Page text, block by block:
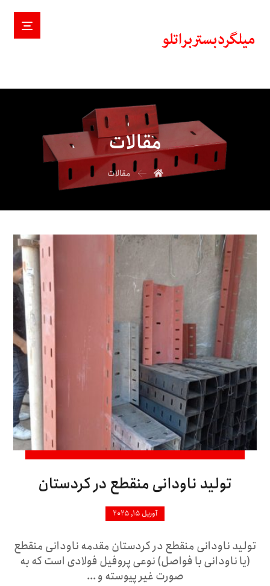
مقالات
مقالات
تولید ناودانی منقطع در کردستان
آوریل ۱۵, ۲۰۲۵
تولید ناودانی منقطع در کردستان مقدمه ناودانی منقطع
(یا ناودانی با فواصل) نوعی پروفیل فولادی است که به
صورت غیر پیوسته و ...